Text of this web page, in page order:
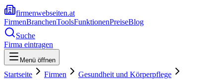
firmenwebseiten.at
FirmenBranchenToolsFunktionenPreiseBlog
Suche
Firma eintragen
Menü öffnen
Startseite Firmen
Gesundheit und Körperpflege